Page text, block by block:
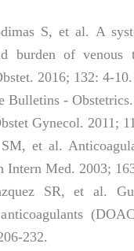
S, et al. A
burden of venous
2016; 132: 4-10.
Bulletins -
Gynecol. 2011;
et al.
Intern Med. 2003;
SR, et al.
232.